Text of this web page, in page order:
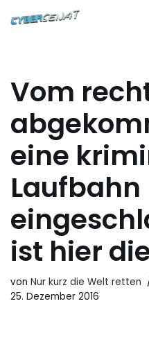
Vom
eine
Laufbahn
ist hier
von Nur kurz die Welt retten
25. Dezember 2016